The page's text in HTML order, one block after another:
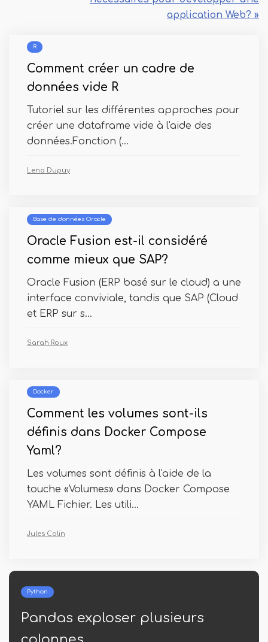
application Web? »
R
Comment créer un cadre de
données vide R
Tutoriel sur les différentes approches pour
créer une dataframe vide à l'aide des
données.Fonction (...
Lena Dupuy
Base de données Oracle
Oracle Fusion est-il considéré
comme mieux que SAP?
Oracle Fusion (ERP basé sur le cloud) a une
interface conviviale, tandis que SAP (Cloud
et ERP sur s...
Sarah Roux
Docker
Comment les volumes sont-ils
définis dans Docker Compose
Yaml?
Les volumes sont définis à l'aide de la
touche «Volumes» dans Docker Compose
YAML Fichier. Les utili...
Jules Colin
plusieurs Numpy Save Dict